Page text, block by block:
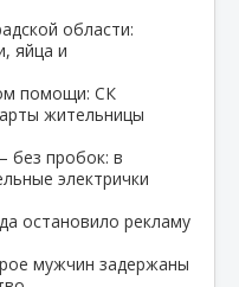
области:
яйца и
помощи: СК
жительницы
без пробок: в
электрички
остановило рекламу
мужчин задержаны